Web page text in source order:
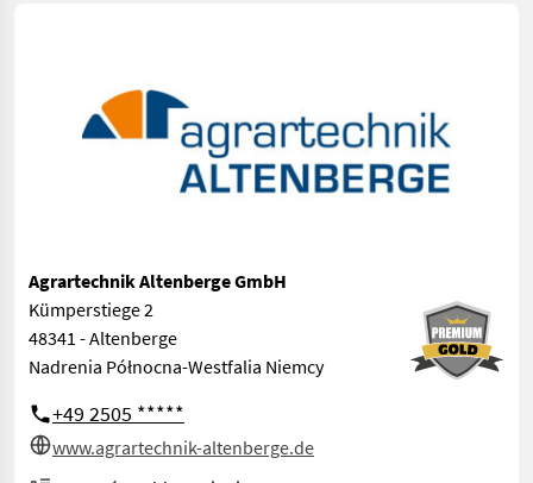
Agrartechnik Altenberge GmbH
Kümperstiege 2
48341 - Altenberge
Nadrenia Północna-Westfalia Niemcy
+49 2505 *****
www.agrartechnik-altenberge.de